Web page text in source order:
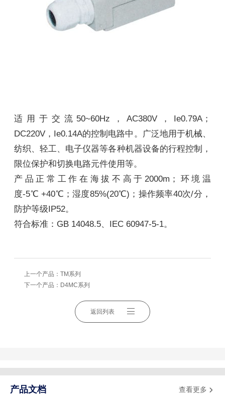
适用于交流50~60Hz，AC380V，Ie0.79A；
DC220V，Ie0.14A的控制电路中。广泛地用于机械、
纺织、轻工、电子仪器等各种机器设备的行程控制，
限位保护和切换电路元件使用等。
产品正常工作在海拔不高于2000m；环境温
度-5℃ +40℃；湿度85%(20℃)；操作频率40次/分，
防护等级IP52。
符合标准：GB 14048.5、IEC 60947-5-1。
上一个产品：TM系列
下一个产品： D4MC系列
返回列表
产品文档 查看更多 